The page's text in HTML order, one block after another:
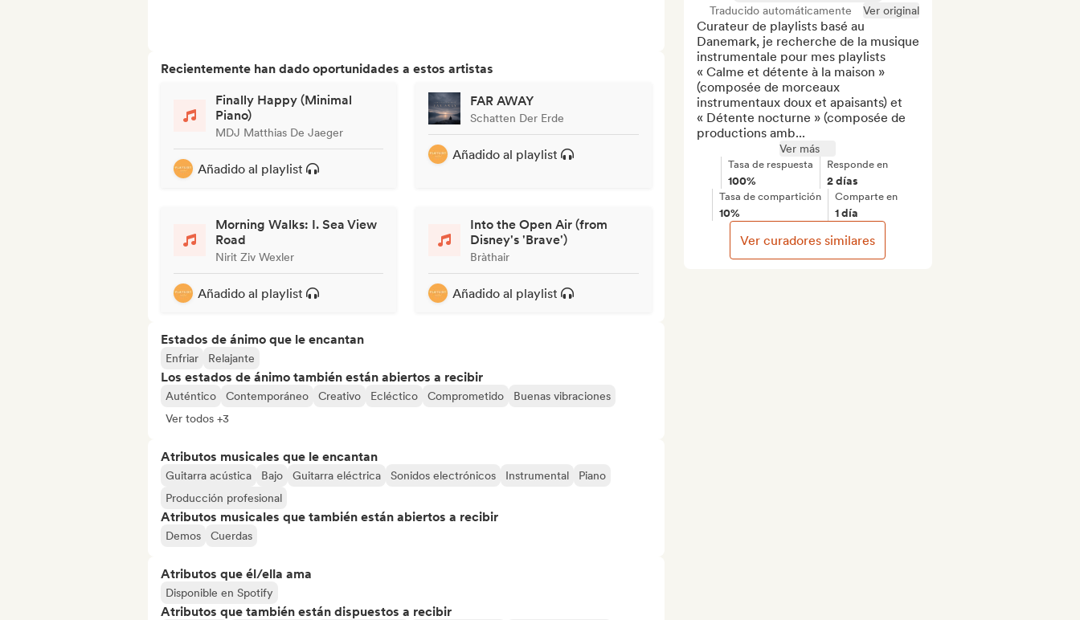
Recientemente han dado oportunidades a estos artistas
Finally Happy (Minimal
Piano)
MDJ Matthias De Jaeger
Añadido al playlist
FAR AWAY
Schatten Der Erde
Añadido al playlist
Morning Walks: I. Sea View
Road
Nirit Ziv Wexler
Añadido al playlist
Into the Open Air (from
Disney's 'Brave')
Bràthair
Añadido al playlist
Estados de ánimo que le encantan
Enfriar Relajante
Los estados de ánimo también están abiertos a recibir
Auténtico Contemporáneo Creativo Ecléctico Comprometido
Buenas vibraciones
Ver todos +3
Atributos musicales que le encantan
Guitarra acústica Bajo Guitarra eléctrica Sonidos electrónicos Instrumental
Piano
Producción profesional
Atributos musicales que también están abiertos a recibir
Demos Cuerdas
Atributos que él/ella ama
Disponible en Spotify
Atributos que también están dispuestos a recibir
Traducido automáticamente
Ver original
Curateur de playlists basé au
Danemark, je recherche de la musique
instrumentale pour mes playlists
« Calme et détente à la maison »
(composée de morceaux
instrumentaux doux et apaisants) et
« Détente nocturne » (composée de
productions amb...
Ver más
Tasa de respuesta
100%
Responde en
2 días
Tasa de compartición
10%
Comparte en
1 día
Ver curadores similares